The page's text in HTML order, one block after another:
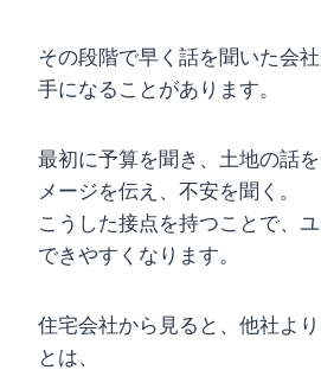
その段階で早く話を聞いた会
手になることがあります。
最初に予算を聞き、土地の話
メージを伝え、不安を聞く。
こうした接点を持つことで、
できやすくなります。
住宅会社から見ると、他社よ
とは、